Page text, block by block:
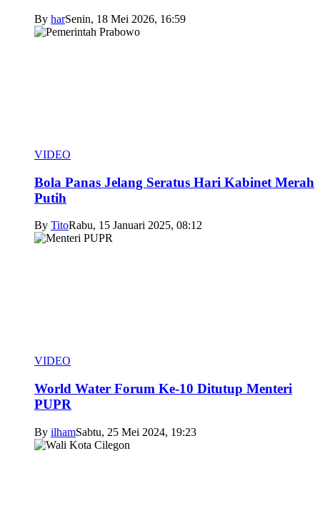
By harSenin, 18 Mei 2026, 16:59
VIDEO
Bola Panas Jelang Seratus Hari Kabinet Merah
Putih
By TitoRabu, 15 Januari 2025, 08:12
VIDEO
World Water Forum Ke-10 Ditutup Menteri
PUPR
By ilhamSabtu, 25 Mei 2024, 19:23